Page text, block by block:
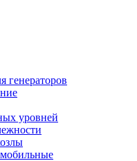
генераторов
уровней